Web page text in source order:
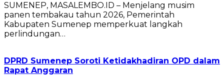
SUMENEP, MASALEMBO.ID – Menjelang musim
panen tembakau tahun 2026, Pemerintah
Kabupaten Sumenep memperkuat langkah
perlindungan…
DPRD Sumenep Soroti Ketidakhadiran OPD dalam
Rapat Anggaran